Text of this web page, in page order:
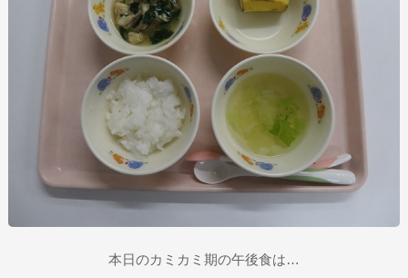
本日のカミカミ期の午後食は…